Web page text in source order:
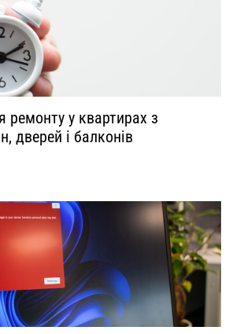
ремонту у квартирах з
дверей і балконів